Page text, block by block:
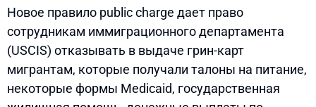
Новое правило public charge дает право
сотрудникам иммиграционного департамента
(USCIS) отказывать в выдаче грин-карт
мигрантам, которые получали талоны на питание,
некоторые формы Medicaid, государственная